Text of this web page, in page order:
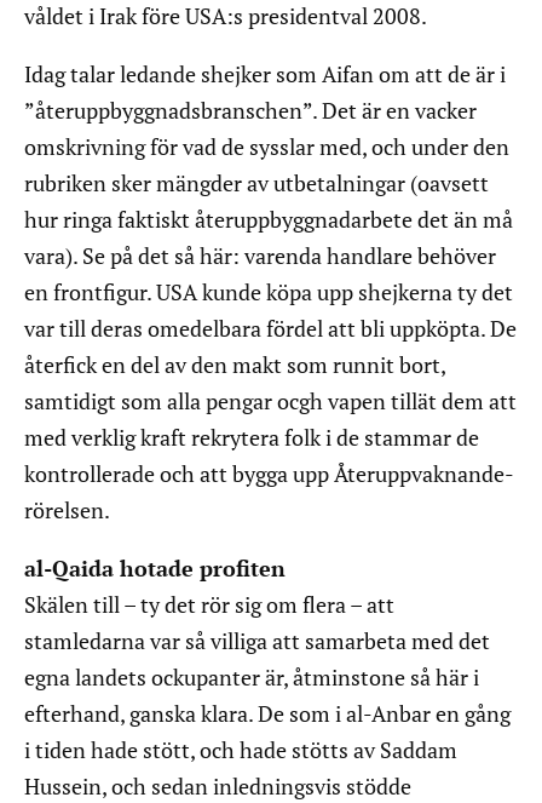
våldet i Irak före USA:s presidentval 2008.
Idag talar ledande shejker som Aifan om att de är i
”återuppbyggnadsbranschen”. Det är en vacker
omskrivning för vad de sysslar med, och under den
rubriken sker mängder av utbetalningar (oavsett
hur ringa faktiskt återuppbyggnadarbete det än må
vara). Se på det så här: varenda handlare behöver
en frontfigur. USA kunde köpa upp shejkerna ty det
var till deras omedelbara fördel att bli uppköpta. De
återfick en del av den makt som runnit bort,
samtidigt som alla pengar ocgh vapen tillät dem att
med verklig kraft rekrytera folk i de stammar de
kontrollerade och att bygga upp Återuppvaknande-
rörelsen.
al-Qaida hotade profiten
Skälen till – ty det rör sig om flera – att
stamledarna var så villiga att samarbeta med det
egna landets ockupanter är, åtminstone så här i
efterhand, ganska klara. De som i al-Anbar en gång
i tiden hade stött, och hade stötts av Saddam
Hussein, och sedan inledningsvis stödde